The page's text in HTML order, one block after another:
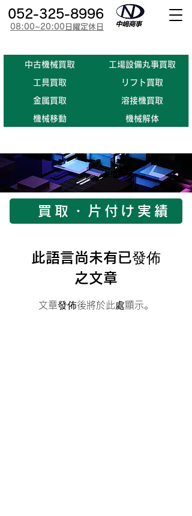
​中古機械買取
​工具買取
金属買取
機械移動
工場設備丸事買取
​リフト買取
溶接機買取
機械解体
052-325-8996
08:00~20:00日曜定休日
買取・片付け実績
此語言尚未有已發佈
之文章
文章發佈後將於此處顯示。